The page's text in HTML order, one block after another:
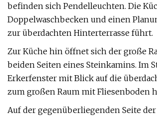
befinden sich Pendelleuchten. Die
Doppelwaschbecken und einen
zur überdachten Hinterterrasse führt.
Zur Küche hin öffnet sich der große
beiden Seiten eines Steinkamins. Im
Erkerfenster mit Blick auf die
zum großen Raum mit Fliesenboden
Auf der gegenüberliegenden Seite